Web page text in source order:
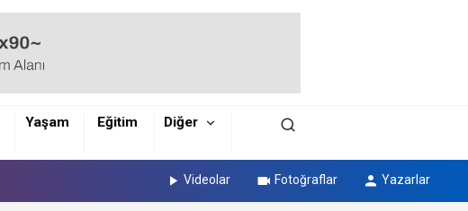
Yaşam Eğitim Diğer
Videolar Fotoğraflar Yazarlar